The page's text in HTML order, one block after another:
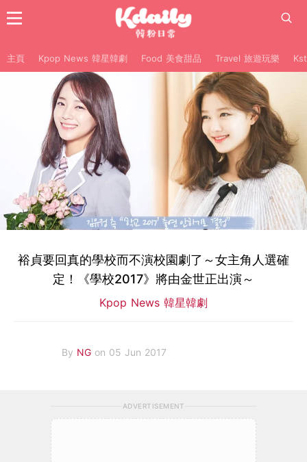
主頁 Kpop News 韓星韓劇 Food 美食甜品 Travel 旅遊玩樂
裕貞要回真的學校而不演校園劇了～女主角人選確
定！《學校2017》將由金世正出演～
Kpop News 韓星韓劇
By NG on 05 Jun 2017
ADVERTISEMENT